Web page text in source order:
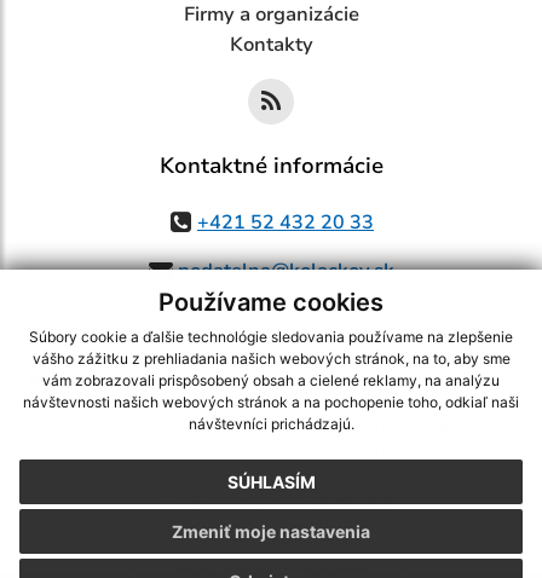
Používame cookies
Súbory cookie a ďalšie technológie sledovania používame na zlepšenie
vášho zážitku z prehliadania našich webových stránok, na to, aby sme
vám zobrazovali prispôsobený obsah a cielené reklamy, na analýzu
návštevnosti našich webových stránok a na pochopenie toho, odkiaľ naši
návštevníci prichádzajú.
SÚHLASÍM
Zmeniť moje nastavenia
Firmy a organizácie
Kontakty
Kontaktné informácie
+421 52 432 20 33
podatelna@kolackov.sk
využite možnosť získavania aktuálnych informácií s využitím RSS
CMS systém (redakčný) systém ECHELON 2,Mapa stránok,web portál
webex.digital, s.r.o.,domény,registrácia domény
Posledná aktualizácia:05.08.2026
Vytlačiť stránku|Vyhlásenie o prístupnosti